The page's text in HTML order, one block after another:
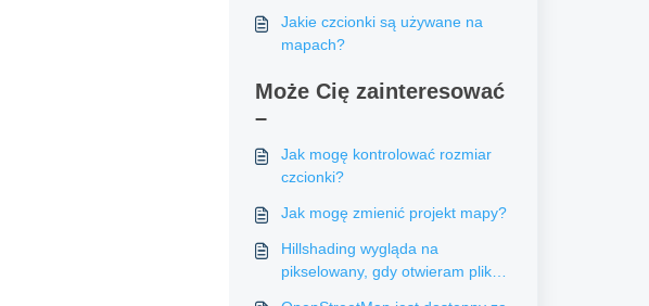
Jakie czcionki są używane na
mapach?
Może Cię zainteresować
–
Jak mogę kontrolować rozmiar
czcionki?
Jak mogę zmienić projekt mapy?
Hillshading wygląda na
pikselowany, gdy otwieram plik